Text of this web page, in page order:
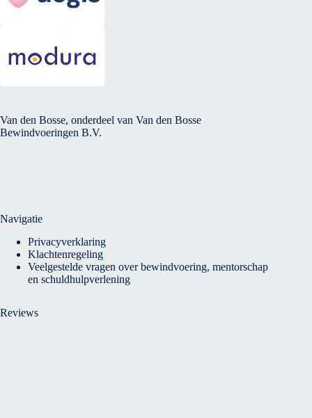
Van den Bosse, onderdeel van Van den Bosse
Bewindvoeringen B.V.
Navigatie
Privacyverklaring
Klachtenregeling
Veelgestelde vragen over bewindvoering, mentorschap
en schuldhulpverlening
Reviews